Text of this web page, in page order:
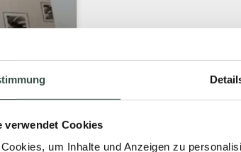
verwendet Cookies
um Inhalte und Anzeigen zu